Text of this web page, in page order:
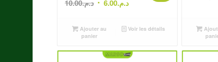
د.م.10.00
Le
initial
était :
د.م.10.00.
د.م.6.00
Le
actuel
د.م.6.00.
Ajouter au
panier
Voir les détails